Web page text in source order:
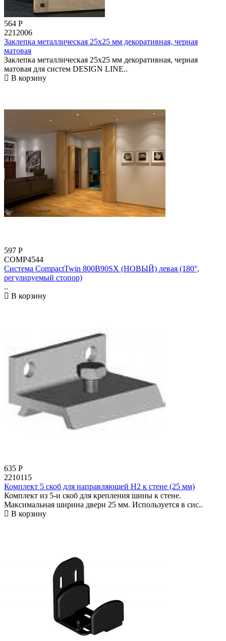
564 Р
2212006
Заклепка металлическая 25х25 мм декоративная, черная
матовая
Заклепка металлическая 25х25 мм декоративная, черная
матовая для систем DESIGN LINE..
В корзину
597 Р
COMP4544
Система CompactTwin 800B90SX (НОВЫЙ) левая (180°,
регулируемый стопор)
..
В корзину
635 Р
2210115
Комплект 5 скоб для направляющей Н2 к стене (25 мм)
Комплект из 5-и скоб для крепления шины к стене.
Максимальная ширина двери 25 мм. Используется в сис..
В корзину